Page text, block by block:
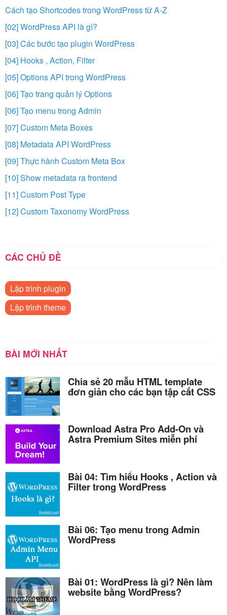
Cách tạo Shortcodes trong WordPress từ A-Z
[02] WordPress API là gì?
[03] Các bước tạo plugin WordPress
[04] Hooks , Action, Filter
[05] Options API trong WordPress
[06] Tạo trang quản lý Options
[06] Tạo menu trong Admin
[07] Custom Meta Boxes
[08] Metadata API WordPress
[09] Thực hành Custom Meta Box
[10] Show metadata ra frontend
[11] Custom Post Type
[12] Custom Taxonomy WordPress
CÁC CHỦ ĐỀ
Lập trình plugin
Lập trình theme
BÀI MỚI NHẤT
Chia sẻ 20 mẫu HTML template
đơn giản cho các bạn tập cắt CSS
Download Astra Pro Add-On và
Astra Premium Sites miễn phí
Bài 04: Tìm hiểu Hooks , Action và
Filter trong WordPress
Bài 06: Tạo menu trong Admin
WordPress
Bài 01: WordPress là gì? Nên làm
website bằng WordPress?